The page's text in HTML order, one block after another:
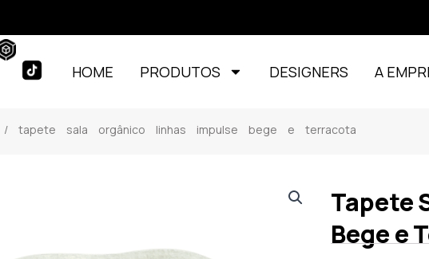
HOME PRODUTOS DESIGNERS A
/ tapete sala orgânico linhas impulse bege e terracota
Tapete
Bege e